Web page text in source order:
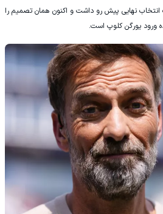
انتخاب نهایی پیش رو داشت و اکنون همان تصمیم را
ورود یورگن کلوپ است.